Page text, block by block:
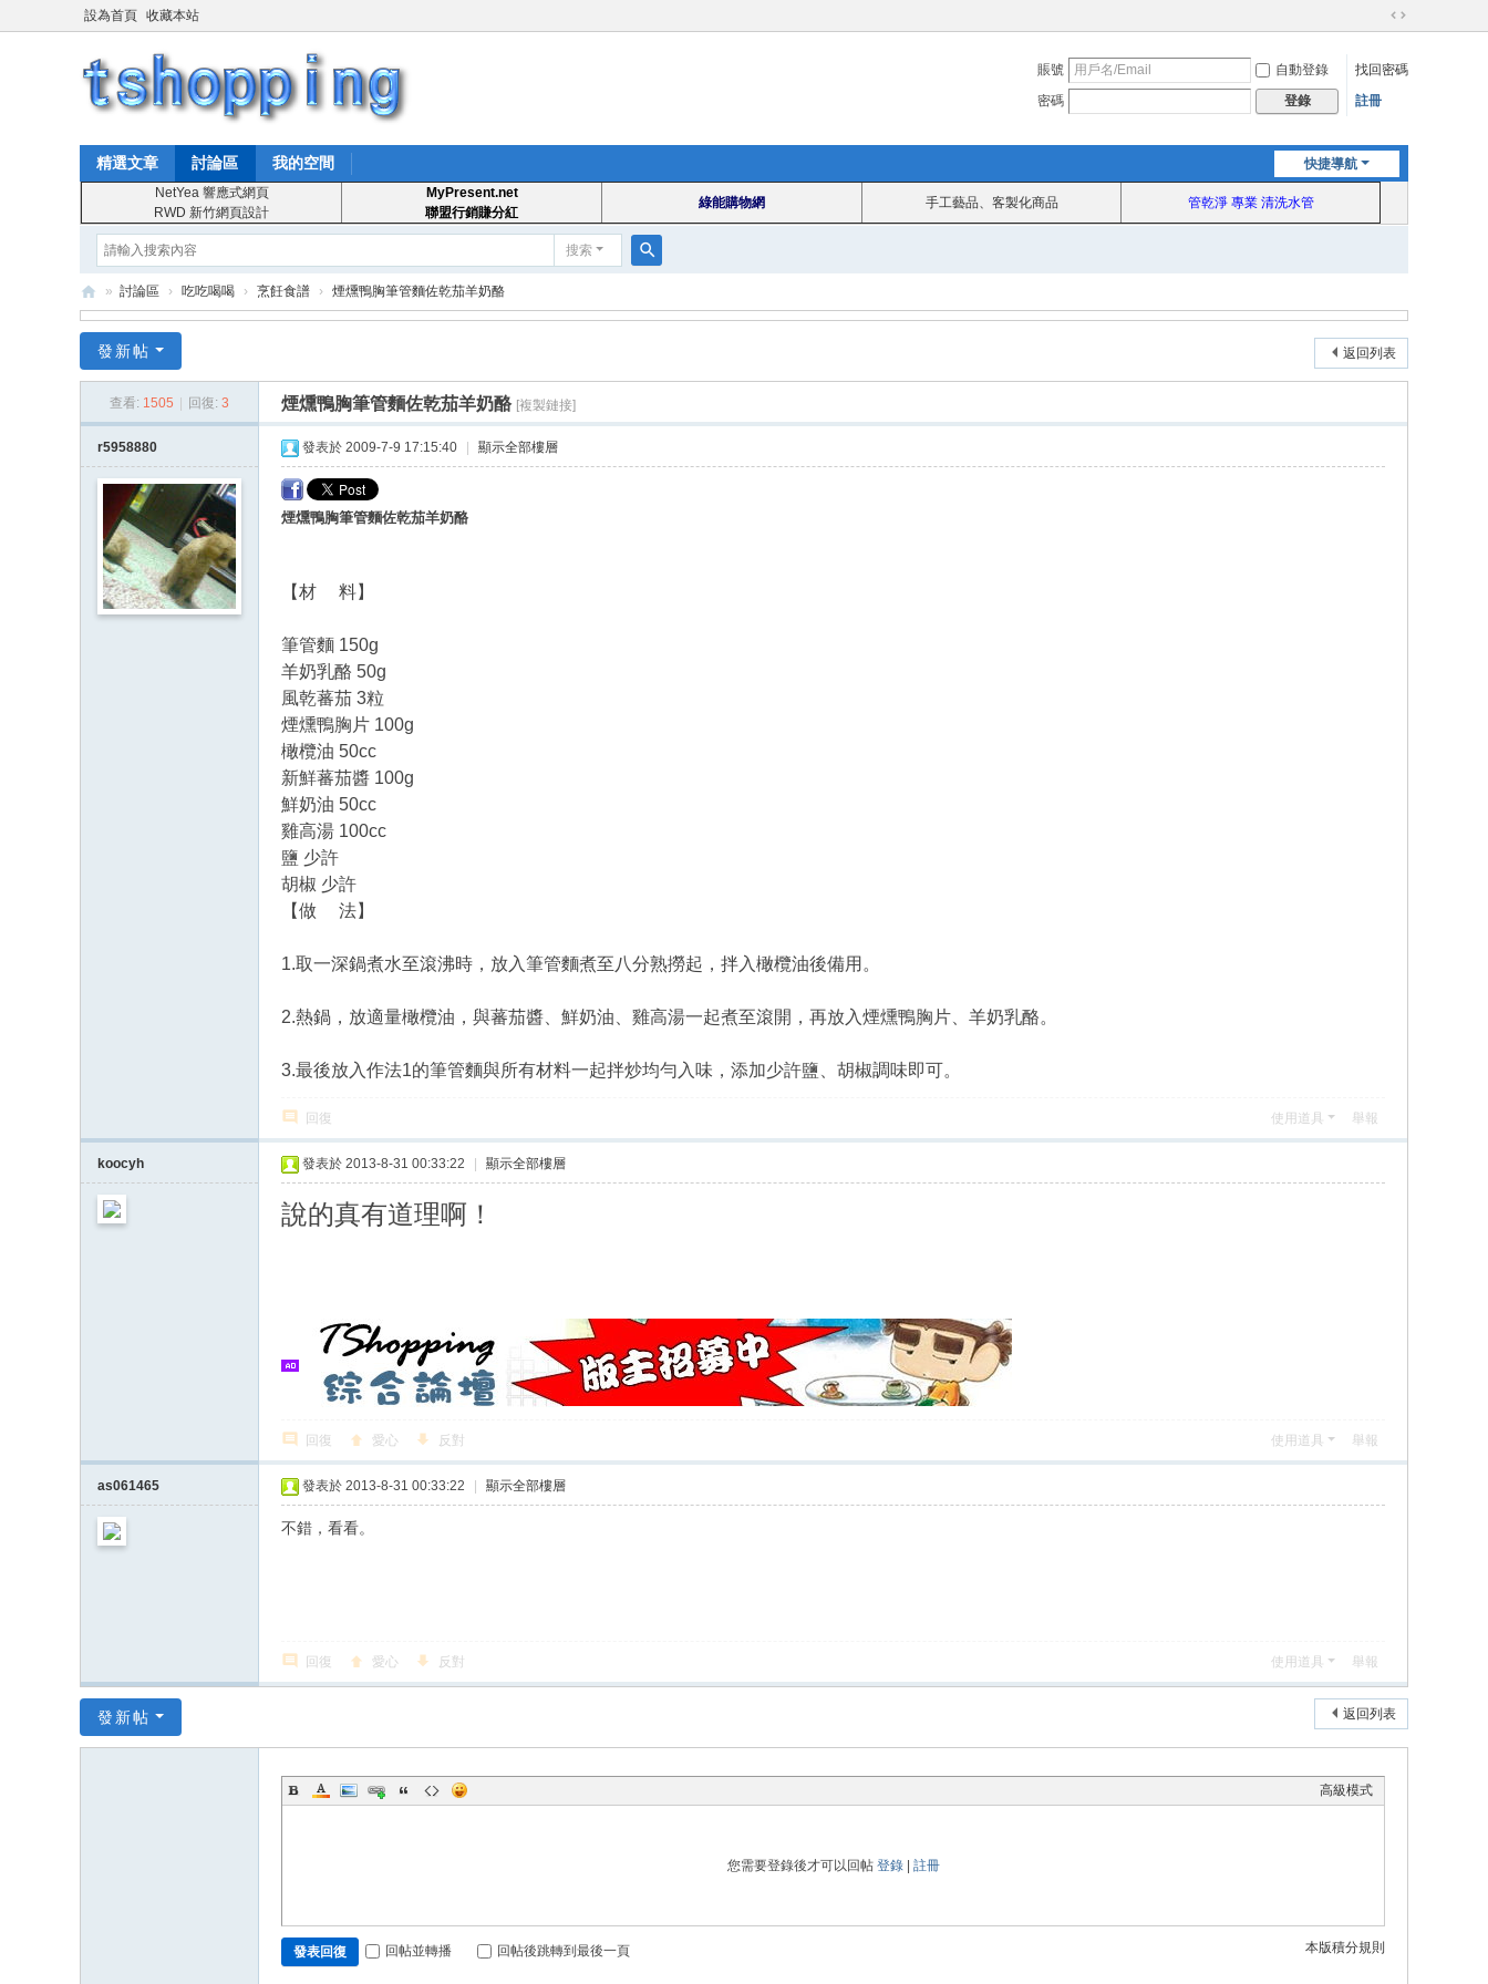
設為首頁 收藏本站
切
到
賬號 自動登錄
找回密碼
密碼
登錄 註冊
快捷導航
精選文章 討論區 我的空間
NetYea 響應式網頁
RWD 新竹網頁設計
MyPresent.net
聯盟行銷賺分紅
綠能購物網 手工藝品、客製化商品 管乾淨 專業 清洗水管
搜索
索
T
ho
pp
» 討論區 › 吃吃喝喝 › 烹飪食譜 › 煙燻鴨胸筆管麵佐乾茄羊奶酪
返回列表
發新帖
查看: 1505 回復: 3 煙燻鴨胸筆管麵佐乾茄羊奶酪 [複製鏈接]
r5958880 發表於 2009-7-9 17:15:40 顯示全部樓層
煙燻鴨胸筆管麵佐乾茄羊奶酪
【材 料】
筆管麵 150g
羊奶乳酪 50g
風乾蕃茄 3粒
煙燻鴨胸片 100g
橄欖油 50cc
新鮮蕃茄醬 100g
鮮奶油 50cc
雞高湯 100cc
鹽 少許
胡椒 少許
【做 法】
1.取一深鍋煮水至滾沸時，放入筆管麵煮至八分熟撈起，拌入橄欖油後備用。
2.熱鍋，放適量橄欖油，與蕃茄醬、鮮奶油、雞高湯一起煮至滾開，再放入煙燻鴨胸片、羊奶乳酪。
3.最後放入作法1的筆管麵與所有材料一起拌炒均勻入味，添加少許鹽、胡椒調味即可。
回復 使用道具 舉報
koocyh 發表於 2013-8-31 00:33:22 顯示全部樓層
說的真有道理啊！
回復 愛心 反對 使用道具 舉報
as061465 發表於 2013-8-31 00:33:22 顯示全部樓層
不錯，看看。
回復 愛心 反對 使用道具 舉報
返回列表
發新帖
高級模式
您需要登錄後才可以回帖 登錄| 註冊
本版積分規則
發表回復 回帖並轉播 回帖後跳轉到最後一頁